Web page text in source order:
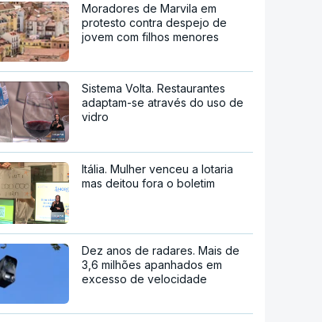
Moradores de Marvila em
protesto contra despejo de
jovem com filhos menores
Sistema Volta. Restaurantes
adaptam-se através do uso de
vidro
Itália. Mulher venceu a lotaria
mas deitou fora o boletim
Dez anos de radares. Mais de
3,6 milhões apanhados em
excesso de velocidade